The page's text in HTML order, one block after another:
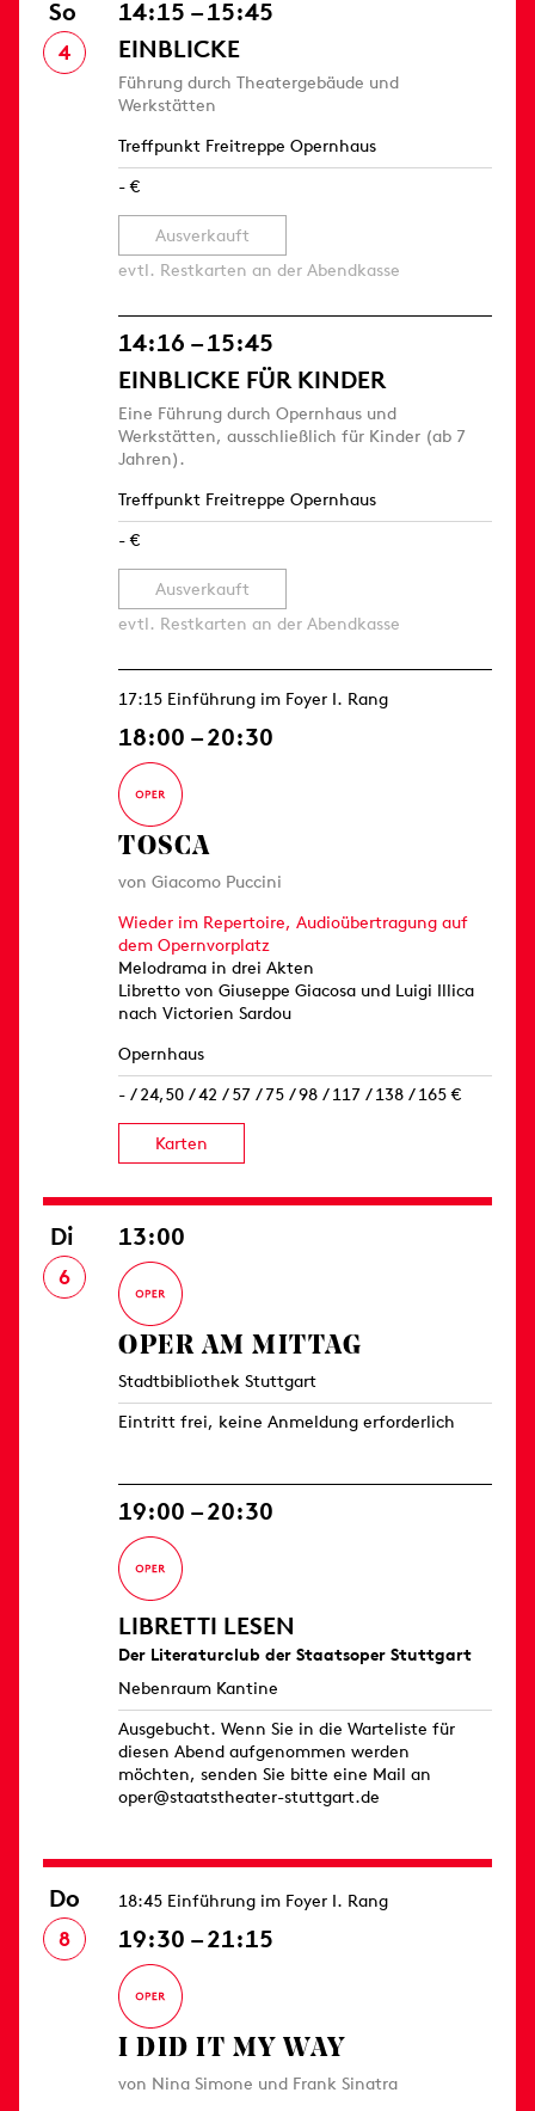
So
4
14:15 – 15:45
EINBLICKE
Führung durch Theatergebäude und
Werkstätten
Treffpunkt Freitreppe Opernhaus
- €
Ausverkauft
evtl. Restkarten an der Abendkasse
14:16 – 15:45
EINBLICKE FÜR KINDER
Eine Führung durch Opernhaus und
Werkstätten, ausschließlich für Kinder (ab 7
Jahren).
Treffpunkt Freitreppe Opernhaus
- €
Ausverkauft
evtl. Restkarten an der Abendkasse
17:15 Einführung im Foyer I. Rang
18:00 – 20:30
TOSCA
von Giacomo Puccini
Wieder im Repertoire, Audioübertragung auf
dem Opernvorplatz
Melodrama in drei Akten
Libretto von Giuseppe Giacosa und Luigi Illica
nach Victorien Sardou
Opernhaus
- / 24,50 / 42 / 57 / 75 / 98 / 117 / 138 / 165 €
Karten
Di
6
13:00
OPER AM MITTAG
Stadtbibliothek Stuttgart
Eintritt frei, keine Anmeldung erforderlich
19:00 – 20:30
LIBRETTI LESEN
Der Literaturclub der Staatsoper Stuttgart
Nebenraum Kantine
Ausgebucht. Wenn Sie in die Warteliste für
diesen Abend aufgenommen werden
möchten, senden Sie bitte eine Mail an
oper@staatstheater-stuttgart.de
Do
8
18:45 Einführung im Foyer I. Rang
19:30 – 21:15
I DID IT MY WAY
von Nina Simone und Frank Sinatra